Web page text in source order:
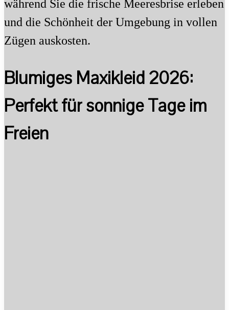
während Sie die frische Meeresbrise erleben
und die Schönheit der Umgebung in vollen
Zügen auskosten.
Blumiges Maxikleid 2026:
Perfekt für sonnige Tage im
Freien